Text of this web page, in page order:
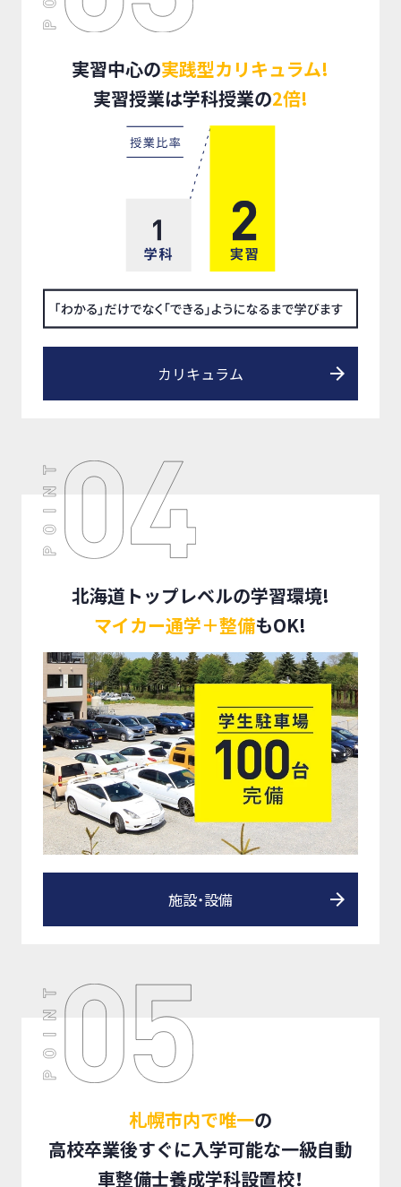
実習中心の実践型カリキュラム!
実習授業は学科授業の2倍!
カリキュラム
北海道トップレベルの学習環境!
マイカー通学＋整備もOK!
施設・設備
札幌市内で唯一の
高校卒業後すぐに入学可能な一級自動
車整備士養成学科設置校！